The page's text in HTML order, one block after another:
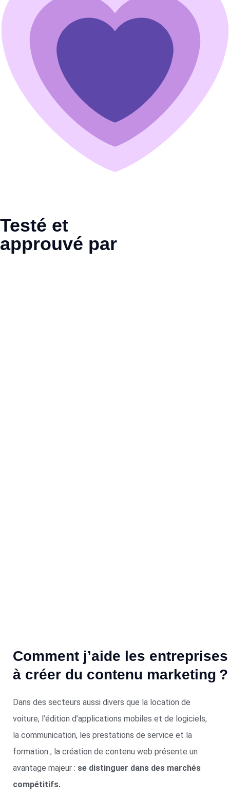
Testé et
approuvé par
Comment j’aide les entreprises
à créer du contenu marketing ?
Dans des secteurs aussi divers que la location de
voiture, l’édition d’applications mobiles et de logiciels,
la communication, les prestations de service et la
formation ; la création de contenu web présente un
avantage majeur : se distinguer dans des marchés
compétitifs.